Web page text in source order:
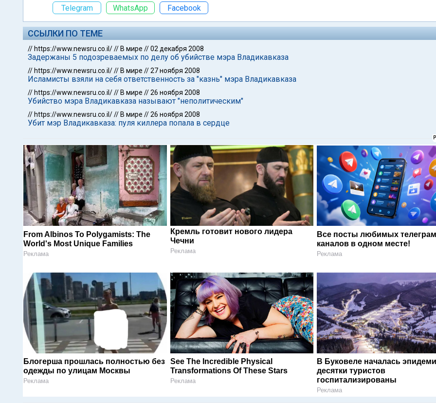
Telegram
WhatsApp Facebook
ССЫЛКИ ПО ТЕМЕ
// https://www.newsru.co.il/// В мире //02 декабря 2008
Задержаны 5 подозреваемых по делу об убийстве мэра Владикавказа
// https://www.newsru.co.il/// В мире //27 ноября 2008
Исламисты взяли на себя ответственность за "казнь" мэра Владикавказа
// https://www.newsru.co.il/// В мире //26 ноября 2008
Убийство мэра Владикавказа называют "неполитическим"
// https://www.newsru.co.il/// В мире //26 ноября 2008
Убит мэр Владикавказа: пуля киллера попала в сердце
From Albinos To Polygamists: The
World's Most Unique Families
Реклама
Кремль готовит нового лидера
Чечни
Реклама
Все посты любимых
каналов в одном месте!
Реклама
Блогерша прошлась полностью без
одежды по улицам Москвы
Реклама
See The Incredible Physical
Transformations Of These Stars
Реклама
В Буковеле началась
десятки туристов
госпитализированы
Реклама